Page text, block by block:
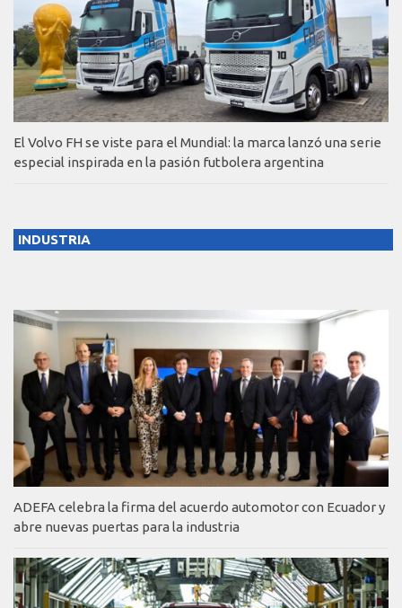
El Volvo FH se viste para el Mundial: la marca lanzó una serie
especial inspirada en la pasión futbolera argentina
INDUSTRIA
ADEFA celebra la firma del acuerdo automotor con Ecuador y
abre nuevas puertas para la industria